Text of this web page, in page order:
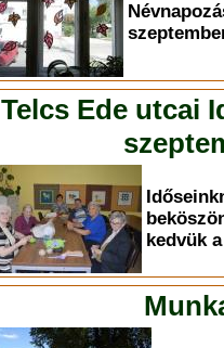
Telcs Ede utcai
kedvük